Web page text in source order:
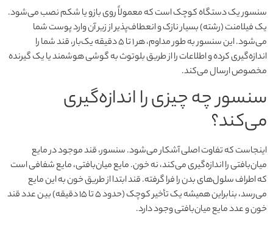
سنسور یک دستگاه کوچک است که معمولاً روی بازو یا شکم نصب می‌شود.
یک فیلامنت (رشته) بسیار نازک و انعطاف‌پذیر از زیر آن وارد پوست شما
می‌شود. این سنسور به طور مداوم، هر ۱ تا ۵ دقیقه یک‌بار، قند شما را
اندازه‌گیری کرده و اطلاعات را از طریق بلوتوث به گوشی هوشمند یا یک گیرنده
مخصوص ارسال می‌کند.
سنسور چه چیزی را اندازه‌گیری
می‌کند؟
اینجاست که تفاوت اصلی آشکار می‌شود. سنسور، قند موجود در مایع
میان‌بافتی را اندازه‌گیری می‌کند، نه خون. مایع میان‌بافتی، مایع شفافی است
که اطراف سلول‌های بدن را فرا گرفته. قند ابتدا از طریق خون به این مایع
می‌رسد، بنابراین همیشه یک تأخیر کوچک (حدود ۵ تا ۱۵ دقیقه) بین عدد قند
خون و عدد مایع میان‌بافتی وجود دارد.